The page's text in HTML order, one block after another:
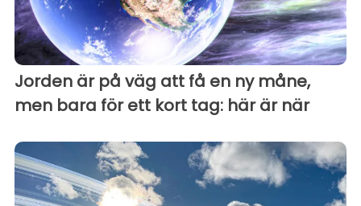
Jorden är på väg att få en ny måne,
men bara för ett kort tag: här är när